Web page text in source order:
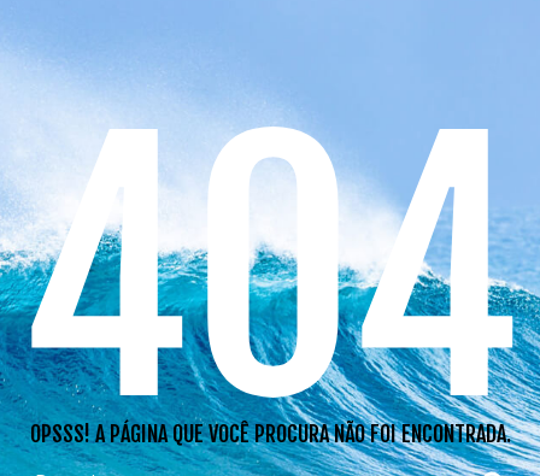
404
OPSSS! A PÁGINA QUE VOCÊ PROCURA NÃO FOI ENCONTRADA.